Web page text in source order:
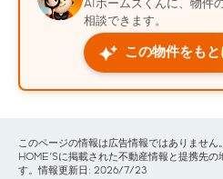
AIホームズくんに、物件
相談できます。
この物件をも
このページの情報は広告情報ではありませ
HOME'Sに掲載された不動産情報と提携先
す。情報更新日: 2026/7/23